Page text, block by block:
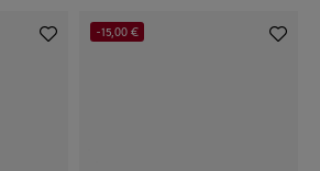
-15,00 €